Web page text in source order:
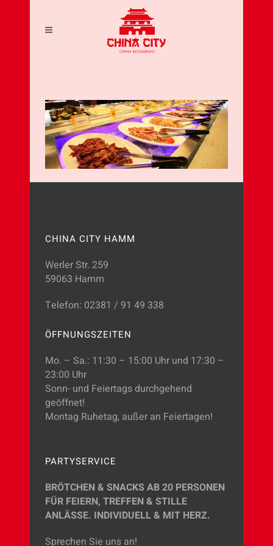
CHINA CITY HAMM
Werler Str. 259
59063 Hamm
Telefon: 02381 / 91 49 338
ÖFFNUNGSZEITEN
Mo. – Sa.: 11:30 – 15:00 Uhr und 17:30 –
23:00 Uhr
Sonn- und Feiertags durchgehend
geöffnet!
Montag Ruhetag, außer an Feiertagen!
PARTYSERVICE
BRÖTCHEN & SNACKS AB 20 PERSONEN
FÜR FEIERN, TREFFEN & STILLE
ANLÄSSE. INDIVIDUELL & MIT HERZ.
Sprechen Sie uns an!